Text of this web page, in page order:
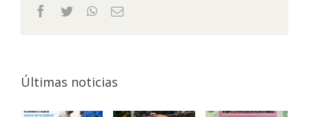
Facebook
TwitterWhatsApp
Email
Últimas noticias